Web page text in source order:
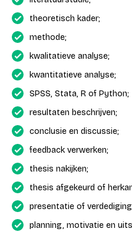
theoretisch kader;
methode;
kwalitatieve analyse;
kwantitatieve analyse;
SPSS, Stata, R of Python;
resultaten beschrijven;
conclusie en discussie;
feedback verwerken;
thesis nakijken;
thesis afgekeurd of
presentatie of
planning, motivatie en